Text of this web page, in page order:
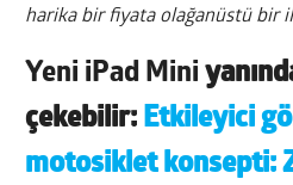
harika bir fiyata olağanüstü bir
Yeni iPad Mini
çekebilir: Etkileyici
motosiklet konsepti: